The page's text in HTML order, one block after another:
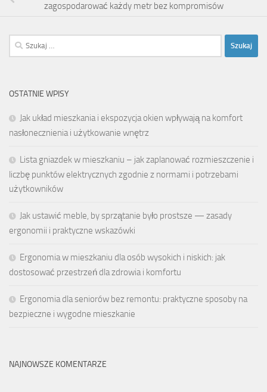
zagospodarować każdy metr bez kompromisów
Szukaj:
OSTATNIE WPISY
Jak układ mieszkania i ekspozycja okien wpływają na komfort
nasłonecznienia i użytkowanie wnętrz
Lista gniazdek w mieszkaniu – jak zaplanować rozmieszczenie i
liczbę punktów elektrycznych zgodnie z normami i potrzebami
użytkowników
Jak ustawić meble, by sprzątanie było prostsze — zasady
ergonomii i praktyczne wskazówki
Ergonomia w mieszkaniu dla osób wysokich i niskich: jak
dostosować przestrzeń dla zdrowia i komfortu
Ergonomia dla seniorów bez remontu: praktyczne sposoby na
bezpieczne i wygodne mieszkanie
NAJNOWSZE KOMENTARZE